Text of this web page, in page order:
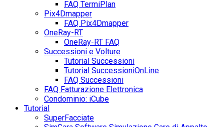
FAQ TermiPlan
Pix4Dmapper
FAQ Pix4Dmapper
OneRay-RT
OneRay-RT FAQ
Successioni e Volture
Tutorial Successioni
Tutorial SuccessioniOnLine
FAQ Successioni
FAQ Fatturazione Elettronica
Condominio: iCube
Tutorial
SuperFacciate